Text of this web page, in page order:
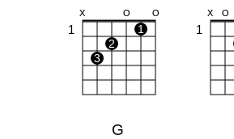
X O O
1
1
2
3
X O
1
G